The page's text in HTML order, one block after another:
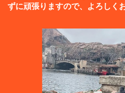
ずに頑張りますので、よろしく